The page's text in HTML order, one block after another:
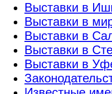
Выставки в
Выставки в
Выставки в
Выставки в
Выставки в